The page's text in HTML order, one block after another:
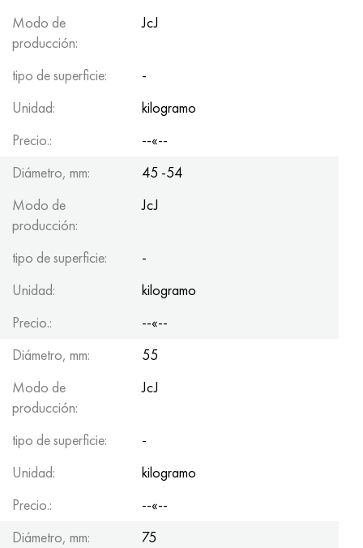
Modo de
producción:
JcJ
tipo de superficie:
-
Unidad:
kilogramo
Precio.:
--«--
Diámetro, mm:
45 -54
Modo de
producción:
JcJ
tipo de superficie:
-
Unidad:
kilogramo
Precio.:
--«--
Diámetro, mm:
55
Modo de
producción:
JcJ
tipo de superficie:
-
Unidad:
kilogramo
Precio.:
--«--
Diámetro, mm:
75